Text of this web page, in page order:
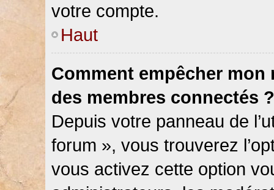
votre compte.
Haut
Comment empêcher mon
des membres connectés ?
Depuis votre panneau de
forum », vous trouverez
vous activez cette option